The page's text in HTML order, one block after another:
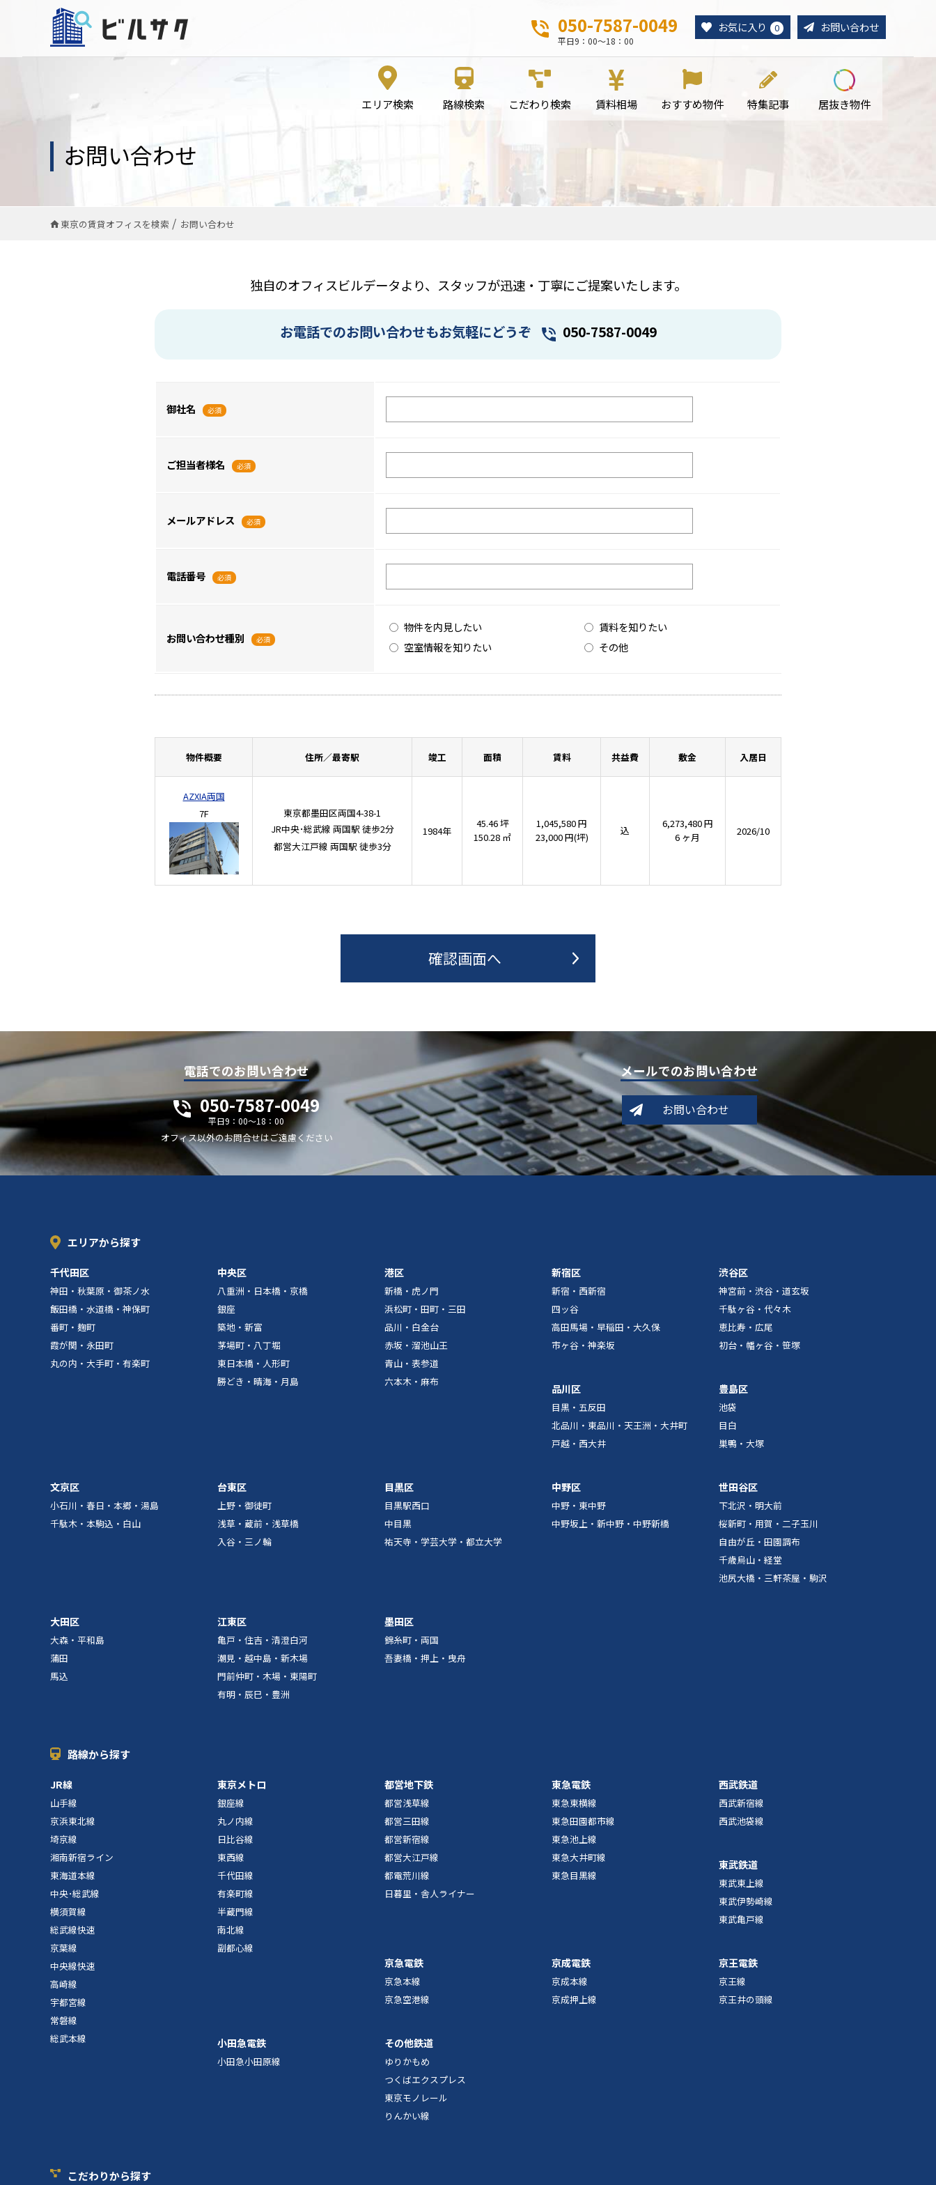
050-7587-0049
平日9：00～18：00
お気に入り 0 お問い合わせ
エリア検索 路線検索 こだわり検索 賃料相場 おすすめ物件 特集記事 居抜き物件
お問い合わせ
東京の賃貸オフィスを検索 お問い合わせ
独自のオフィスビルデータより、スタッフが迅速・丁寧にご提案いたします。
お電話でのお問い合わせもお気軽にどうぞ 050-7587-0049
御社名 必須
ご担当者様名 必須
メールアドレス 必須
電話番号 必須
お問い合わせ種別 必須
物件を内見したい
賃料を知りたい
空室情報を知りたい
その他
物件概要 住所／最寄駅 竣工 面積 賃料 共益費 敷金 入居日
AZXIA両国
7F
東京都墨田区両国4-38-1
JR中央･総武線 両国駅 徒歩2分
都営大江戸線 両国駅 徒歩3分
1984年
45.46 坪
150.28 ㎡
1,045,580 円
23,000 円(坪)
込
6,273,480 円
6 ヶ月
2026/10
電話でのお問い合わせ
050-7587-0049
平日9：00～18：00
オフィス以外のお問合せはご遠慮ください
メールでのお問い合わせ
お問い合わせ
エリアから探す
千代田区
神田・秋葉原・御茶ノ水
飯田橋・水道橋・神保町
番町・麹町
霞が関・永田町
丸の内・大手町・有楽町
中央区
八重洲・日本橋・京橋
銀座
築地・新富
茅場町・八丁堀
東日本橋・人形町
勝どき・晴海・月島
港区
新橋・虎ノ門
浜松町・田町・三田
品川・白金台
赤坂・溜池山王
青山・表参道
六本木・麻布
新宿区
新宿・西新宿
四ッ谷
高田馬場・早稲田・大久保
市ヶ谷・神楽坂
渋谷区
神宮前・渋谷・道玄坂
千駄ヶ谷・代々木
恵比寿・広尾
初台・幡ヶ谷・笹塚
品川区
目黒・五反田
北品川・東品川・天王洲・大井町
戸越・西大井
豊島区
池袋
目白
巣鴨・大塚
文京区
小石川・春日・本郷・湯島
千駄木・本駒込・白山
台東区
上野・御徒町
浅草・蔵前・浅草橋
入谷・三ノ輪
目黒区
目黒駅西口
中目黒
祐天寺・学芸大学・都立大学
中野区
中野・東中野
中野坂上・新中野・中野新橋
世田谷区
下北沢・明大前
桜新町・用賀・二子玉川
自由が丘・田園調布
千歳烏山・経堂
池尻大橋・三軒茶屋・駒沢
大田区
大森・平和島
蒲田
馬込
江東区
亀戸・住吉・清澄白河
潮見・越中島・新木場
門前仲町・木場・東陽町
有明・辰巳・豊洲
墨田区
錦糸町・両国
吾妻橋・押上・曳舟
路線から探す
JR線
山手線
京浜東北線
埼京線
湘南新宿ライン
東海道本線
中央･総武線
横須賀線
総武線快速
京葉線
中央線快速
高崎線
宇都宮線
常磐線
総武本線
東京メトロ
銀座線
丸ノ内線
日比谷線
東西線
千代田線
有楽町線
半蔵門線
南北線
副都心線
都営地下鉄
都営浅草線
都営三田線
都営新宿線
都営大江戸線
都電荒川線
日暮里・舎人ライナー
東急電鉄
東急東横線
東急田園都市線
東急池上線
東急大井町線
東急目黒線
西武鉄道
西武新宿線
西武池袋線
東武鉄道
東武東上線
東武伊勢崎線
東武亀戸線
京急電鉄
京急本線
京急空港線
京成電鉄
京成本線
京成押上線
京王電鉄
京王線
京王井の頭線
小田急電鉄
小田急小田原線
その他鉄道
ゆりかもめ
つくばエクスプレス
東京モノレール
りんかい線
こだわりから探す